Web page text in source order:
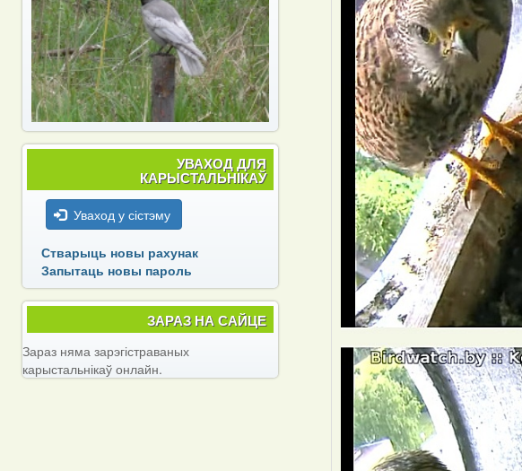
УВАХОД ДЛЯ
КАРЫСТАЛЬНІКАЎ
Уваход у сістэму
Стварыць новы рахунак
Запытаць новы пароль
ЗАРАЗ НА САЙЦЕ
Зараз няма зарэгістраваных
карыстальнікаў онлайн.